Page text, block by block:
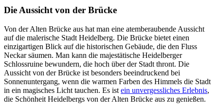
Die Aussicht von der Brücke
Von der Alten Brücke aus hat man eine atemberaubende Aussicht
auf die malerische Stadt Heidelberg. Die Brücke bietet einen
einzigartigen Blick auf die historischen Gebäude, die den Fluss
Neckar säumen. Man kann die majestätische Heidelberger
Schlossruine bewundern, die hoch über der Stadt thront. Die
Aussicht von der Brücke ist besonders beeindruckend bei
Sonnenuntergang, wenn die warmen Farben des Himmels die Stadt
in ein magisches Licht tauchen. Es ist ein unvergessliches Erlebnis,
die Schönheit Heidelbergs von der Alten Brücke aus zu genießen.